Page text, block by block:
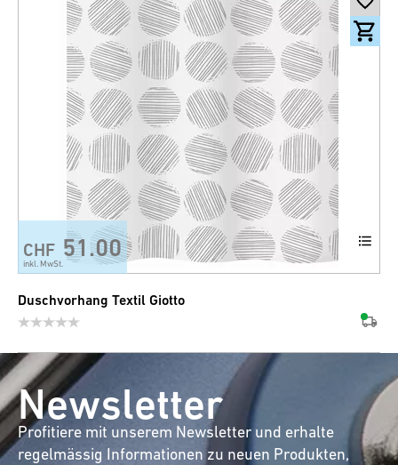
CHF 51.00
inkl. MwSt.
Duschvorhang Textil Giotto
Newsletter
Profitiere mit unserem Newsletter und erhalte
regelmässig Informationen zu neuen Produkten,